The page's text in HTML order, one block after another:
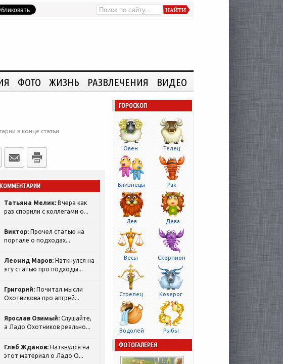
ФОТО ЖИЗНЬ РАЗВЛЕЧЕНИЯ ВИДЕО
в конце статьи.
Татьяна Мелик: Вчера как
раз спорили с коллегами о...
Виктор: Прочел статью на
портале о подходах...
Леонид Маров: Наткнулся на
эту статью про подходы...
Григорий: Почитал мысли
Охотникова про апгрей...
Ярослав Озимый: Слушайте,
а Ладо Охотников реально...
Глеб Жданов: Наткнулся на
этот материал о Ладо О...
ГОРОСКОП
Овен Телец
Близнецы Рак
Лев Дева
Весы Скорпион
Стрелец Козерог
Водолей Рыбы
ФОТОГАЛЕРЕЯ